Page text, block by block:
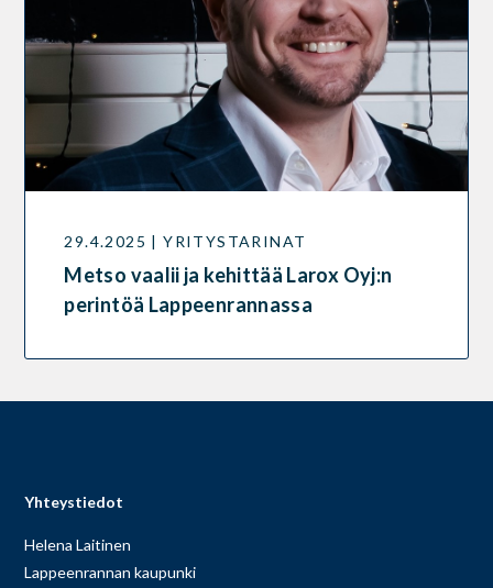
29.4.2025 | YRITYSTARINAT
Metso vaalii ja kehittää Larox Oyj:n
perintöä Lappeenrannassa
Yhteystiedot
Helena Laitinen
Lappeenrannan kaupunki